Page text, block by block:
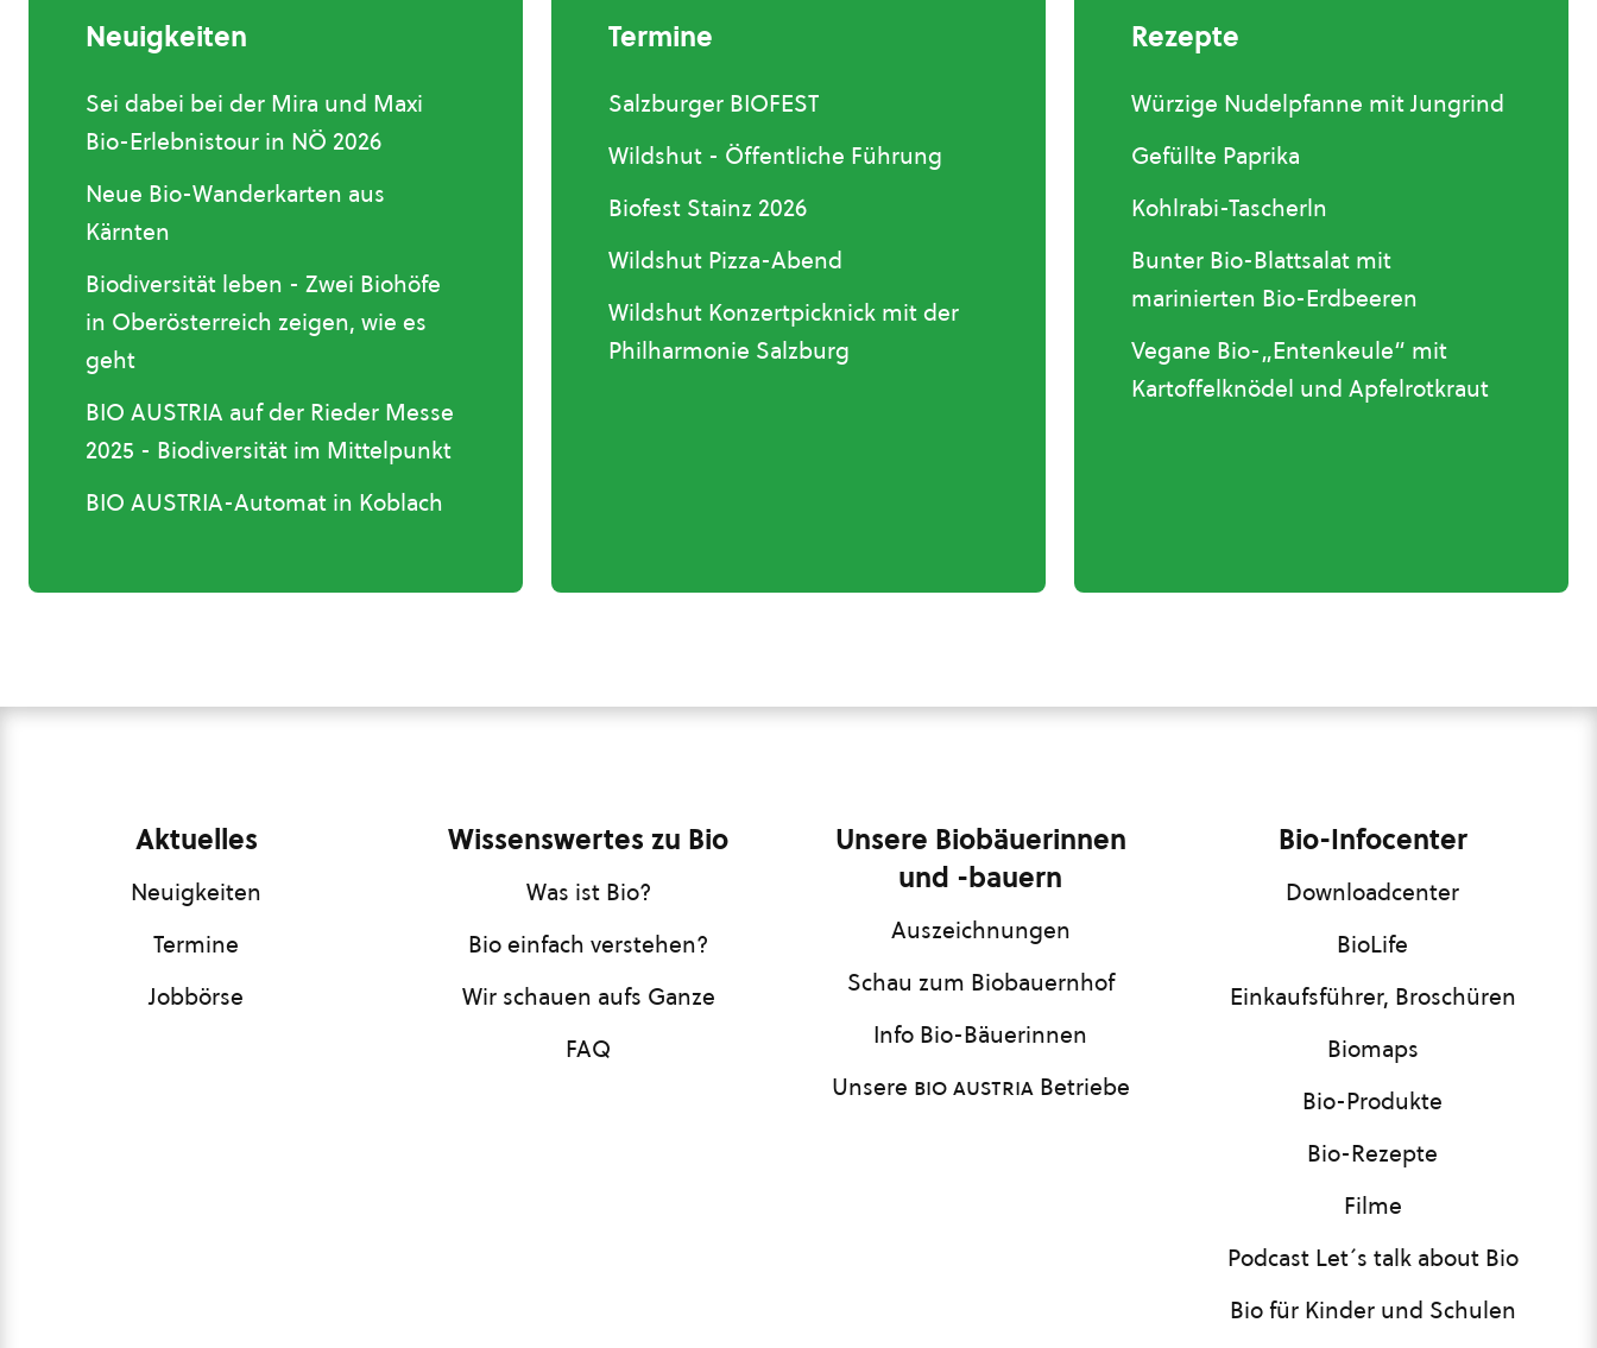
Neuigkeiten
Sei dabei bei der Mira und Maxi
Bio-Erlebnistour in NÖ 2026
Neue Bio-Wanderkarten aus
Kärnten
Biodiversität leben - Zwei Biohöfe
in Oberösterreich zeigen, wie es
geht
BIO AUSTRIA auf der Rieder Messe
2025 - Biodiversität im Mittelpunkt
BIO AUSTRIA-Automat in Koblach
Termine
Salzburger BIOFEST
Wildshut - Öffentliche Führung
Biofest Stainz 2026
Wildshut Pizza-Abend
Wildshut Konzertpicknick mit der
Philharmonie Salzburg
Rezepte
Würzige Nudelpfanne mit Jungrind
Gefüllte Paprika
Kohlrabi-Tascherln
Bunter Bio-Blattsalat mit
marinierten Bio-Erdbeeren
Vegane Bio-„Entenkeule“ mit
Kartoffelknödel und Apfelrotkraut
Aktuelles
Neuigkeiten
Termine
Jobbörse
Wissenswertes zu Bio
Was ist Bio?
Bio einfach verstehen?
Wir schauen aufs Ganze
FAQ
Unsere Biobäuerinnen
und -bauern
Auszeichnungen
Schau zum Biobauernhof
Info Bio-Bäuerinnen
Unsere bio austriaBetriebe
Bio-Infocenter
Downloadcenter
BioLife
Einkaufsführer, Broschüren
Biomaps
Bio-Produkte
Bio-Rezepte
Filme
Podcast Let´s talk about Bio
Bio für Kinder und Schulen